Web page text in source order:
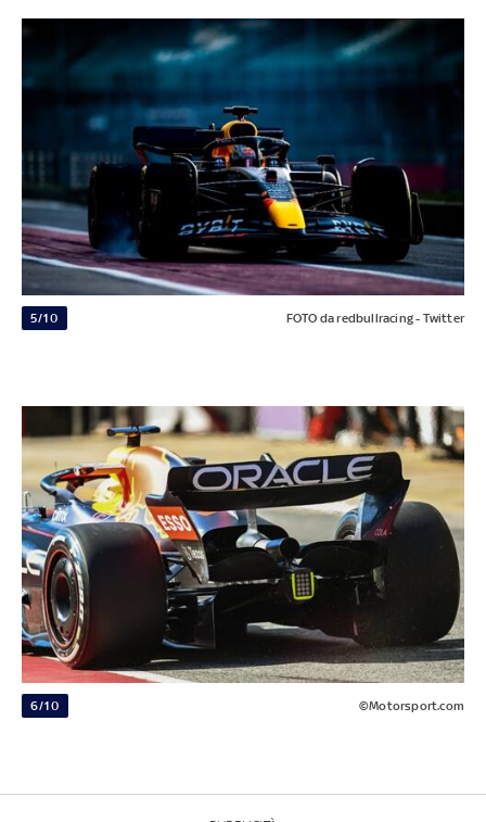
5/10 FOTO da redbullracing - Twitter
6/10 ©Motorsport.com